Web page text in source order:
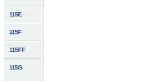
115E
115F
115FF
115G